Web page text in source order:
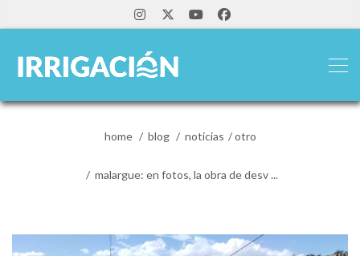
home blog noticias otro
malargue: en fotos, la obra de desv ...